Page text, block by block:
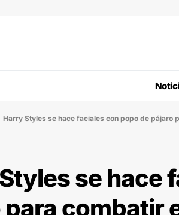
Harry Styles se hace faciales con popo de pájaro
se hace
combatir